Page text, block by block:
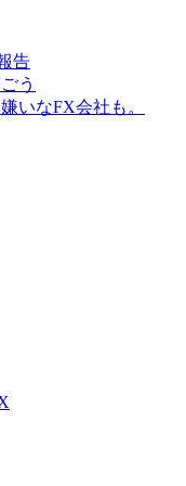
告
う
いなFX会社も。